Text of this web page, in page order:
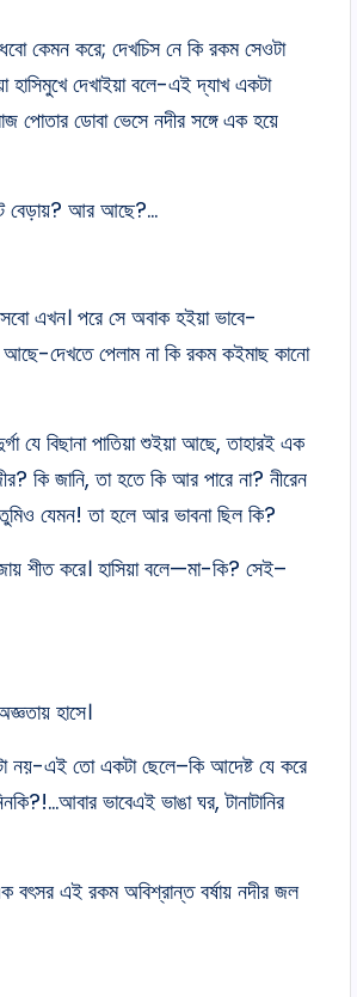
কেমন করে; দেখচিস নে কি রকম সেওটা
দেখাইয়া বলে-এই দ্যাখ একটা
পোতার ডোবা ভেসে নদীর সঙ্গে এক হয়ে
বেড়ায়? আর আছে?…
এখন। পরে সে অবাক হইয়া ভাবে-
দেখতে পেলাম না কি রকম কইমাছ কানো
যে বিছানা পাতিয়া শুইয়া আছে, তাহারই এক
কি জানি, তা হতে কি আর পারে না? নীরেন
যেমন! তা হলে আর ভাবনা ছিল কি?
শীত করে। হাসিয়া বলে—মা-কি? সেই–
হাসে।
নয়-এই তো একটা ছেলে–কি আদেষ্ট যে করে
ভাবেএই ভাঙা ঘর, টানাটানির
বৎসর এই রকম অবিশ্রান্ত বর্ষায় নদীর জল